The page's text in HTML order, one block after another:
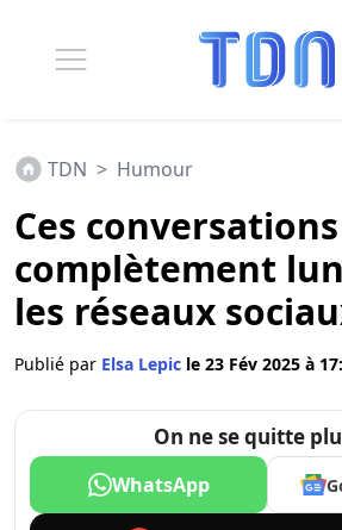
TDN > Humour
Ces conversations
complètement
les réseaux
Publié par Elsa Lepic le 23 Fév 2025 à
On ne se quitte
WhatsApp